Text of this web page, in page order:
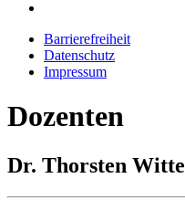
Barrierefreiheit
Datenschutz
Impressum
Dozenten
Dr. Thorsten Witte